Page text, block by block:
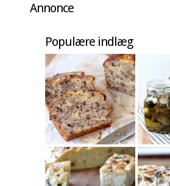
Annonce
Populære indlæg